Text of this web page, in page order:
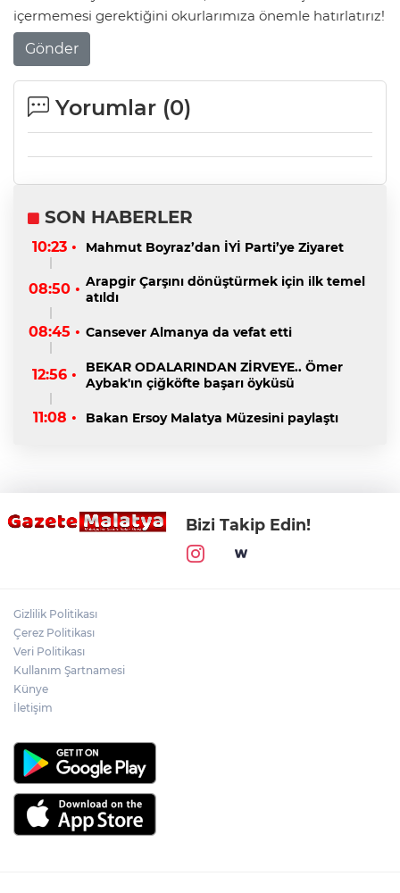
içermemesi gerektiğini okurlarımıza önemle hatırlatırız!
Gönder
Yorumlar (0)
SON HABERLER
10:23 • Mahmut Boyraz’dan İYİ Parti’ye Ziyaret
08:50 • Arapgir Çarşını dönüştürmek için ilk temel
atıldı
08:45 • Cansever Almanya da vefat etti
12:56 •
BEKAR ODALARINDAN ZİRVEYE.. Ömer
Aybak'ın çiğköfte başarı öyküsü
11:08 • Bakan Ersoy Malatya Müzesini paylaştı
Bizi Takip Edin!
Gizlilik Politikası
Çerez Politikası
Veri Politikası
Kullanım Şartnamesi
Künye
İletişim